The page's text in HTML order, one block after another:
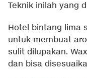
Teknik inilah yang
Hotel bintang lima
untuk membuat
sulit dilupakan.
dan bisa